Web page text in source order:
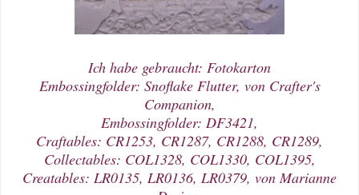
Ich habe gebraucht: Fotokarton
Embossingfolder: Snoflake Flutter, von Crafter's
Companion,
Embossingfolder: DF3421,
Craftables: CR1253, CR1287, CR1288, CR1289,
Collectables: COL1328, COL1330, COL1395,
Creatables: LR0135, LR0136, LR0379, von Marianne